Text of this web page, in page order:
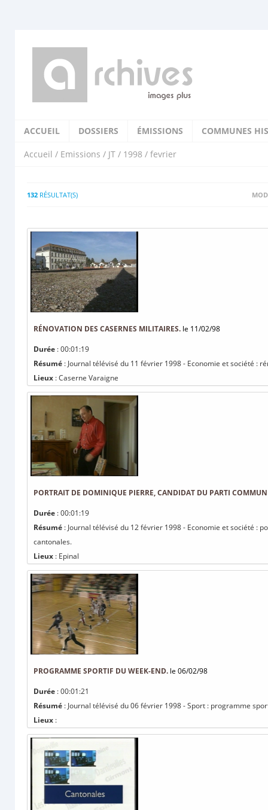
ACCUEIL DOSSIERS ÉMISSIONS COMMUNES
Accueil / Emissions / JT / 1998 / fevrier
132 RÉSULTAT(S)
RÉNOVATION DES CASERNES MILITAIRES. le 11/02/98
Durée : 00:01:19
Résumé : Journal télévisé du 11 février 1998 - Economie et société :
Lieux : Caserne Varaigne
PORTRAIT DE DOMINIQUE PIERRE, CANDIDAT DU PARTI
Durée : 00:01:19
Résumé : Journal télévisé du 12 février 1998 - Economie et société :
cantonales.
Lieux : Epinal
PROGRAMME SPORTIF DU WEEK-END. le 06/02/98
Durée : 00:01:21
Résumé : Journal télévisé du 06 février 1998 - Sport : programme
Lieux :